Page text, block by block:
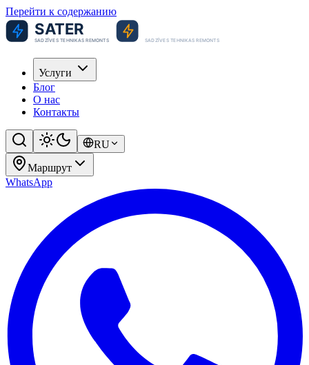
Перейти к содержанию
Услуги
Блог
О нас
Контакты
RU
Маршрут
WhatsApp